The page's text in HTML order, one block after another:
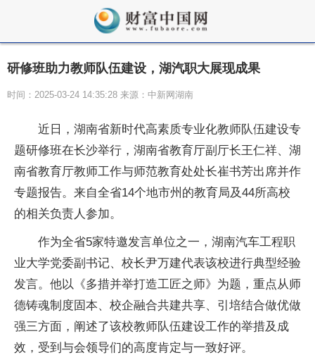
研修班助力教师队伍建设，湖汽职大展现成果
时间：2025-03-24 14:35:28 来源：中新网湖南
近 日，湖南省新时代高素质专业化教师队伍建设专
题研修班在长沙举行，湖南省教育厅副厅长王仁祥、湖
南省教育厅教师工作与师范教育处处长崔书芳出席并作
专题报告。来自全省14个地市州的教育局及44所高校
的相关负责人参加。
作为全省5家特邀发言单位之一，湖南汽车工程职
业大学党委副 书记、校长尹万建代表该校进行典型经验
发言。他以《多措并举打造工匠之师》为题，重点从师
德铸魂制度固本、校企融合共建共享、引培结合做优做
强三方面，阐述了该校教师队伍建设工作的举措及成
效，受到与会领导们的高度肯定与一致好评。